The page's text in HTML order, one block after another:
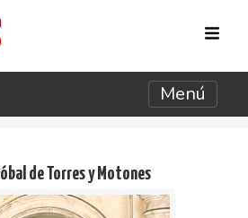
Menú
de Torres y Motones